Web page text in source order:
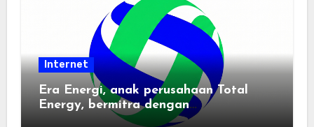
Internet
Era Energi, anak perusahaan Total
Energy, bermitra dengan
Zhuochuangtong untuk mempercepat